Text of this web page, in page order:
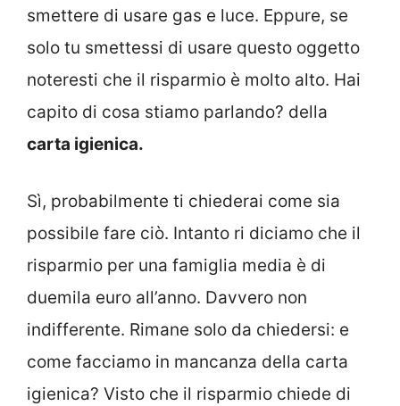
smettere di usare gas e luce. Eppure, se
solo tu smettessi di usare questo oggetto
noteresti che il risparmio è molto alto. Hai
capito di cosa stiamo parlando? della
carta igienica.
Sì, probabilmente ti chiederai come sia
possibile fare ciò. Intanto ri diciamo che il
risparmio per una famiglia media è di
duemila euro all’anno. Davvero non
indifferente. Rimane solo da chiedersi: e
come facciamo in mancanza della carta
igienica? Visto che il risparmio chiede di